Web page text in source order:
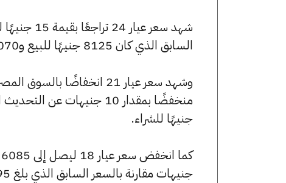
السابق الذي كان 8125 جنيهًا للبيع و8070 جنيهًا للشراء.
جنيهًا للشراء.
جنيهات مقارنة بالسعر السابق الذي بلغ 6095 جنيهًا للبيع و6050 جنيهًا للشراء.